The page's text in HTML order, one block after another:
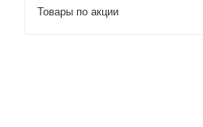
Товары по акции